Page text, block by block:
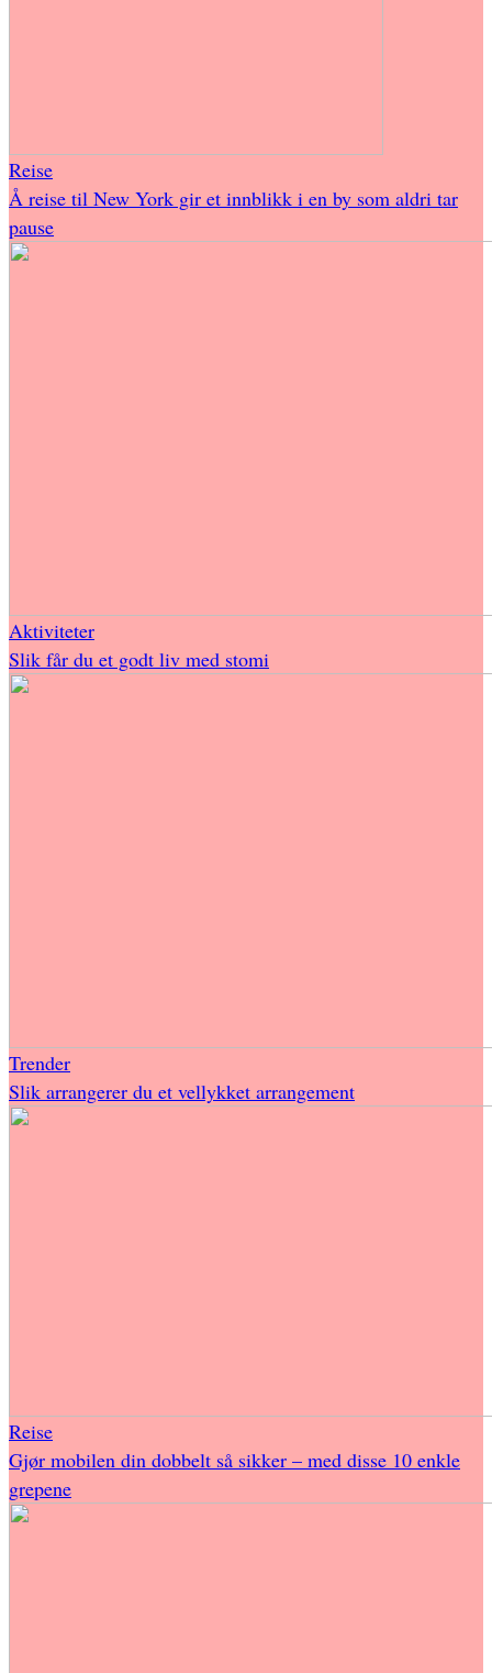
Reise
Å reise til New York gir et innblikk i en by som aldri tar
pause
Aktiviteter
Slik får du et godt liv med stomi
Trender
Slik arrangerer du et vellykket arrangement
Reise
Gjør mobilen din dobbelt så sikker – med disse 10 enkle
grepene